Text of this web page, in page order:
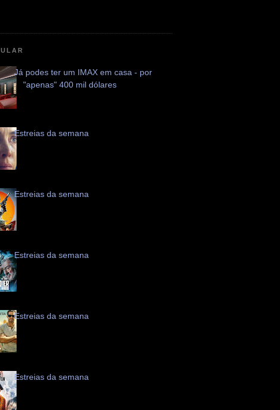
Já podes ter um IMAX em casa - por
"apenas" 400 mil dólares
Estreias da semana
Estreias da semana
Estreias da semana
Estreias da semana
Estreias da semana